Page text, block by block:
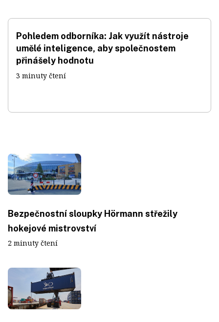
Pohledem odborníka: Jak využít nástroje
umělé inteligence, aby společnostem
přinášely hodnotu
3 minuty čtení
Bezpečnostní sloupky Hörmann střežily
hokejové mistrovství
2 minuty čtení